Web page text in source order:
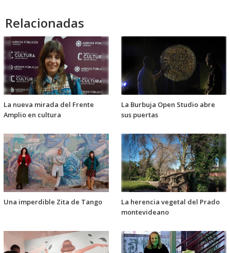
Relacionadas
La nueva mirada del Frente
Amplio en cultura
La Burbuja Open Studio abre
sus puertas
Una imperdible Zita de Tango
La herencia vegetal del Prado
montevideano